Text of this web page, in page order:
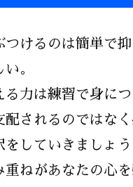
つけるのは簡単で
。
る力は練習で身につ
配されるのではな
をしていきましょう
重ねがあなたの心を